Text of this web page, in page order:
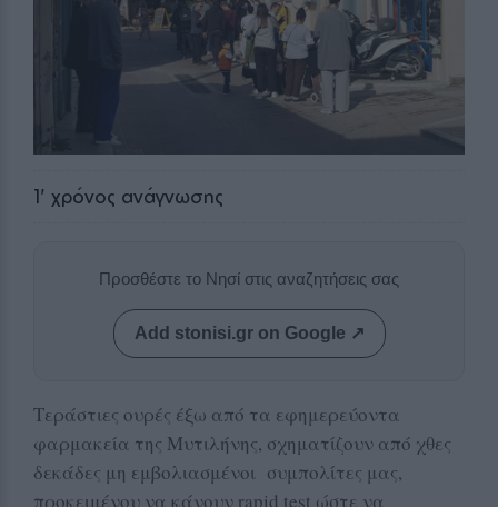
1' χρόνος ανάγνωσης
Προσθέστε το Νησί στις αναζητήσεις σας
Add stonisi.gr on Google ↗
Τεράστιες ουρές έξω από τα εφημερεύοντα
φαρμακεία της Μυτιλήνης, σχηματίζουν από χθες
δεκάδες μη εμβολιασμένοι συμπολίτες μας,
προκειμένου να κάνουν rapid test ώστε να